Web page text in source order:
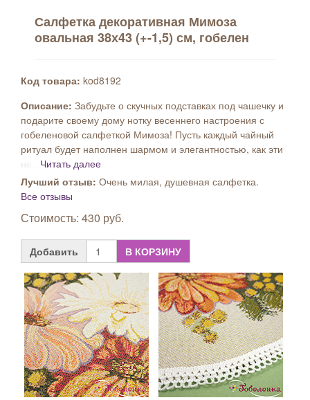
Салфетка декоративная Мимоза
овальная 38х43 (+-1,5) см, гобелен
Код товара: kod8192
Описание: Забудьте о скучных подставках под чашечку и
подарите своему дому нотку весеннего настроения с
гобеленовой салфеткой Мимоза! Пусть каждый чайный
ритуал будет наполнен шармом и элегантностью, как эти
не... Читать далее
Лучший отзыв: Очень милая, душевная салфетка.
Все отзывы
Стоимость: 430 руб.
Добавить В КОРЗИНУ